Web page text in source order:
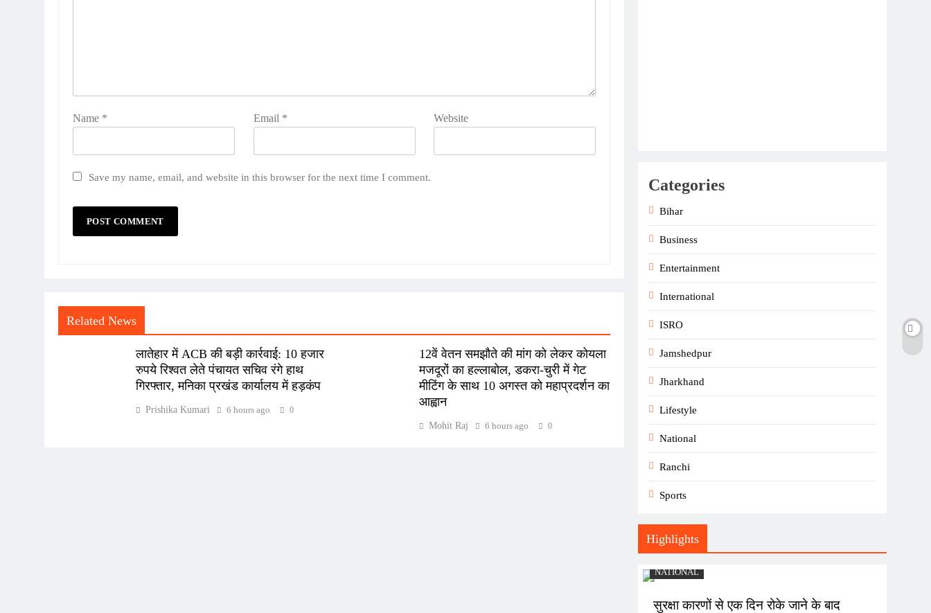
Name * Email * Website
Save my name, email, and website in this browser for the next time I comment.
Related News
लातेहार में ACB की बड़ी कार्रवाई: 10 हजार
रुपये रिश्वत लेते पंचायत सचिव रंगे हाथ
गिरफ्तार, मनिका प्रखंड कार्यालय में हड़कंप
Prishika Kumari 6 hours ago 0
12वें वेतन समझौते की मांग को लेकर कोयला
मजदूरों का हल्लाबोल, डकरा-चुरी में गेट
मीटिंग के साथ 10 अगस्त को महाप्रदर्शन का
आह्वान
Mohit Raj 6 hours ago 0
Categories
Bihar
Business
Entertainment
International
ISRO
Jamshedpur
Jharkhand
Lifestyle
National
Ranchi
Sports
Highlights
NATIONAL
सुरक्षा कारणों से एक दिन रोके जाने के बाद